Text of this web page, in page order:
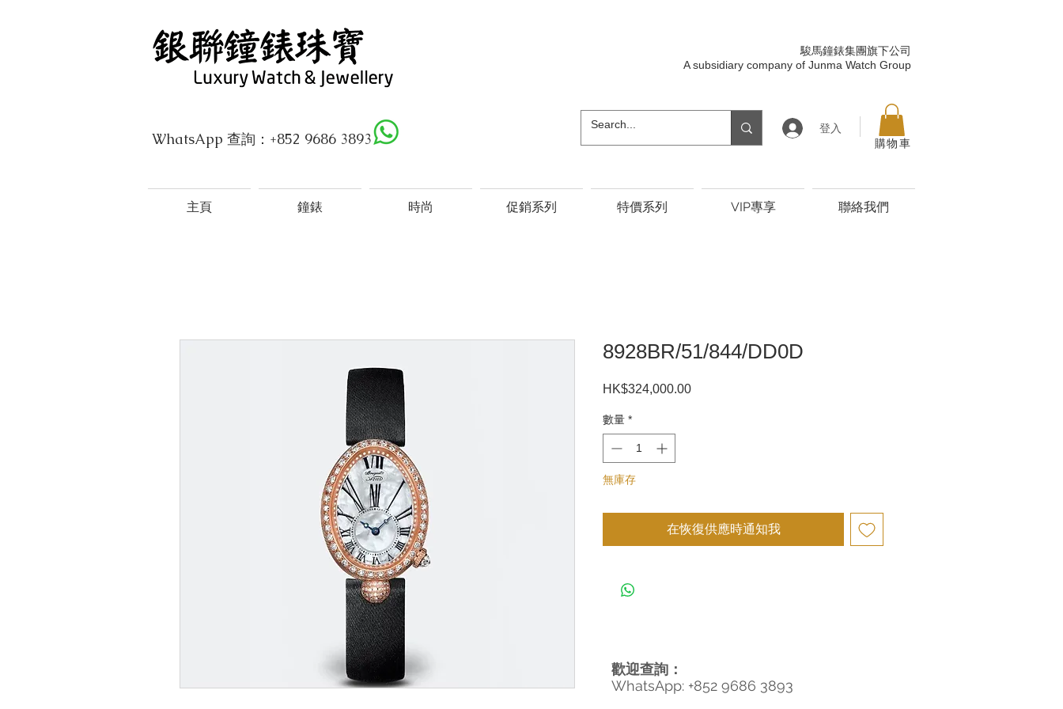
WhatsApp 查詢：+852 9686 3893
駿馬鐘錶集團旗下公司
A subsidiary company of Junma Watch Group
登入
購物車
主頁 鐘錶 時尚 促銷系列 特價系列 VIP專享 聯絡我們
8928BR/51/844/DD0D
HK$324,000.00價
數量 *
無庫存
在恢復供應時通知我
歡迎查詢：
WhatsApp: +852 9686 3893